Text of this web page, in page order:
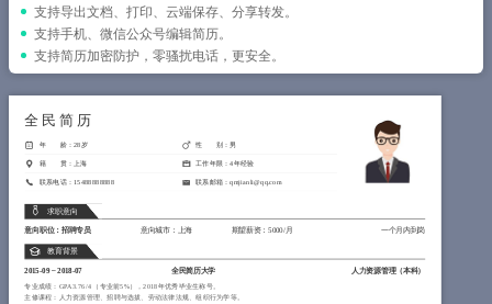
简历教程
登录 / 注册
支持导出文档、打印、云端保存、分享转发。
支持手机、微信公众号编辑简历。
支持简历加密防护，零骚扰电话，更安全。
全民简历
年 龄：28岁 性 别：男
籍 贯：上海 工作年限：4年经验
联系电话：15488888888 联系邮箱：qmjianli@qq.com
求职意向
意向职位：招聘专员 意向城市：上海 期望薪资：5000/月 一个月内到岗
教育背景
2015-09~2018-07 全民简历大学 人力资源管理（本科）
专业成绩：GPA 3.76/4 （专业前5%），2018年优秀毕业生称号。
主修课程：人力资源管理、招聘与选拔、劳动法律法规、组织行为学等。